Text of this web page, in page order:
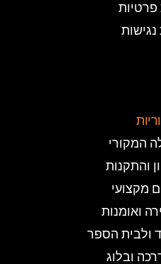
המקורי
והתקנות
מקצועי
ואומנות
ולבית הספר
ובלוג
פרטיות